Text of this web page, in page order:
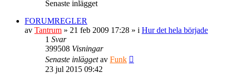
Senaste inlägget
FORUMREGLER
av Tantrum » 21 feb 2009 17:28 » i Hur det hela började
1 Svar
399508 Visningar
Senaste inläggetav Funk
23 jul 2015 09:42